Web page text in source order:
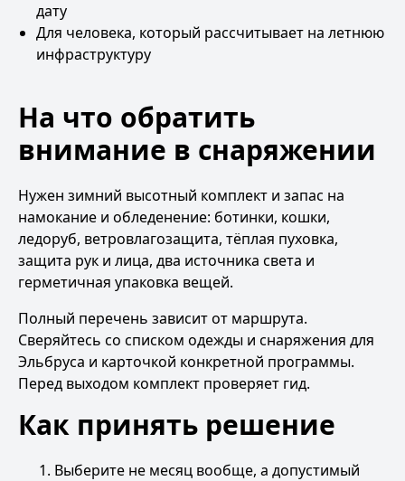
дату
Для человека, который рассчитывает на летнюю
инфраструктуру
На что обратить
внимание в снаряжении
Нужен зимний высотный комплект и запас на
намокание и обледенение: ботинки, кошки,
ледоруб, ветровлагозащита, тёплая пуховка,
защита рук и лица, два источника света и
герметичная упаковка вещей.
Полный перечень зависит от маршрута.
Сверяйтесь со списком одежды и снаряжения для
Эльбруса и карточкой конкретной программы.
Перед выходом комплект проверяет гид.
Как принять решение
Выберите не месяц вообще, а допустимый